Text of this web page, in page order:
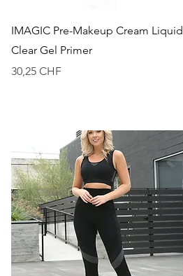
Vista rápida
IMAGIC Pre-Makeup Cream Liquid
Clear Gel Primer
Precio
30,25 CHF